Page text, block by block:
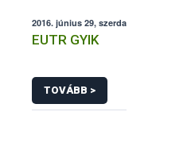
2016. június 29, szerda
EUTR GYIK
TOVÁBB >